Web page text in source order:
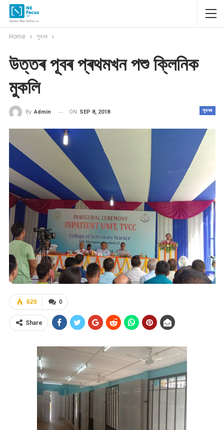
Home সুখবৰ
উত্তৰ পূবৰ প্ৰথমখন পশু ক্লিনিক
মুকলি
সুখবৰ
By Admin ON SEP 8, 2018
0
620
Share